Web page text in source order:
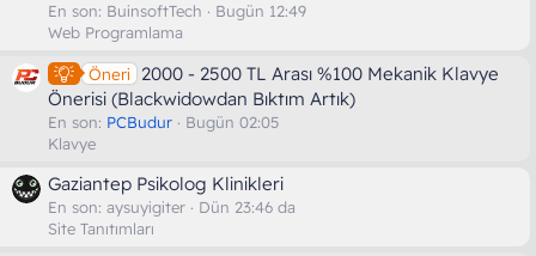
En son: BuinsoftTech
Bugün 12:49
Web Programlama
Öneri
2000 - 2500 TL Arası %100 Mekanik Klavye
Önerisi (Blackwidowdan Bıktım Artık)
En son: PCBudur
Bugün 02:05
Klavye
Gaziantep Psikolog Klinikleri
En son: aysuyigiter
Dün 23:46 da
Site Tanıtımları